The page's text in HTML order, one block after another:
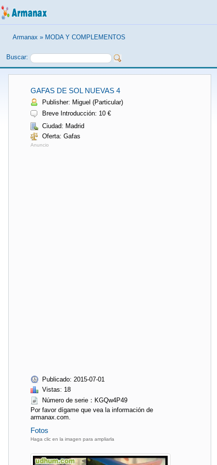
Armanax » MODA Y COMPLEMENTOS
Buscar:
GAFAS DE SOL NUEVAS 4
Publisher: Miguel (Particular)
Breve Introducción: 10 €
Ciudad: Madrid
Oferta: Gafas
Anuncio
Publicado: 2015-07-01
Vistas: 18
Número de serie：KGQw4P49
Por favor dígame que vea la información de
armanax.com.
Fotos
Haga clic en la imagen para ampliarla